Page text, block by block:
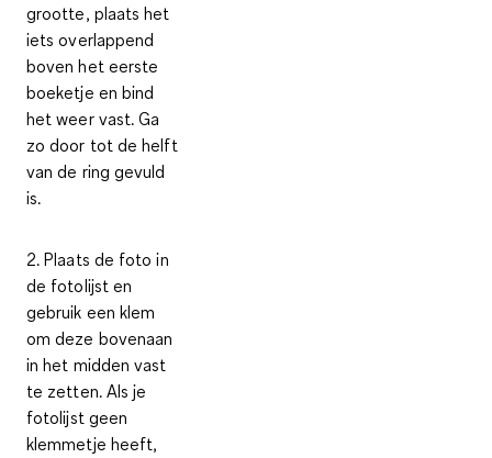
grootte, plaats het
iets overlappend
boven het eerste
boeketje en bind
het weer vast. Ga
zo door tot de helft
van de ring gevuld
is.
2. Plaats de foto in
de fotolijst en
gebruik een klem
om deze bovenaan
in het midden vast
te zetten. Als je
fotolijst geen
klemmetje heeft,